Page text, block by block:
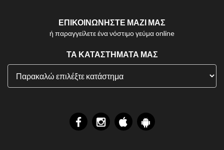
ΕΠΙΚΟΙΝΩΝΗΣΤΕ ΜΑΖΙ ΜΑΣ
ή παραγγείλετε ένα νόστιμο γεύμα online
ΤΑ ΚΑΤΑΣΤΗΜΑΤΑ ΜΑΣ